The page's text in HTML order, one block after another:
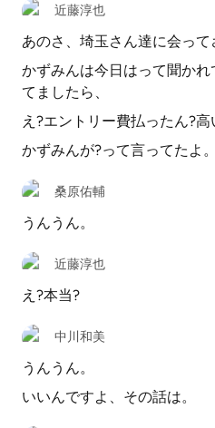
近藤淳也
あのさ、埼玉さん達に会って
かずみんは今日はって聞か
てましたら、
え?エントリー費払ったん?高
かずみんが?って言ってたよ。
桑原佑輔
うんうん。
近藤淳也
え?本当?
中川和美
うんうん。
いいんですよ、その話は。